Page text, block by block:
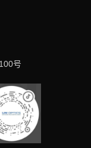
号